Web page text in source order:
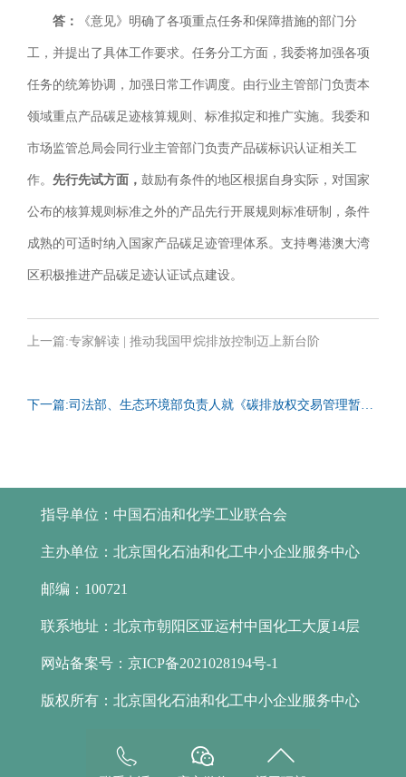
答： 《意见》明确了各项重点任务和保障措施的部门分
工，并提出了具体工作要求。任务分工方面，我委将加强各项
任务的统筹协调，加强日常工作调度。由行业主管部门负责本
领域重点产品碳足迹核算规则、标准拟定和推广实施。我委和
市场监管总局会同行业主管部门负责产品碳标识认证相关工
作。 先行先试方面， 鼓励有条件的地区根据自身实际，对国家
公布的核算规则标准之外的产品先行开展规则标准研制，条件
成熟的可适时纳入国家产品碳足迹管理体系。支持粤港澳大湾
区积极推进产品碳足迹认证试点建设。
上一篇:专家解读 | 推动我国甲烷排放控制迈上新台阶
下一篇:司法部、生态环境部负责人就《碳排放权交易管理暂行条例》答记者问
指导单位： 中国石油和化学工业联合会
主办单位： 北京国化石油和化工中小企业服务中心
邮编： 100721
联系地址： 北京市朝阳区亚运村中国化工大厦14层
网站备案号： 京ICP备2021028194号-1
版权所有： 北京国化石油和化工中小企业服务中心
  